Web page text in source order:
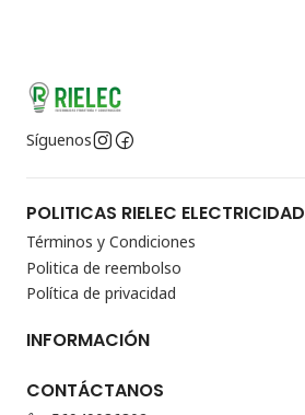
Síguenos
POLITICAS RIELEC ELECTRICIDAD
Términos y Condiciones
Politica de reembolso
Política de privacidad
INFORMACIÓN
CONTÁCTANOS